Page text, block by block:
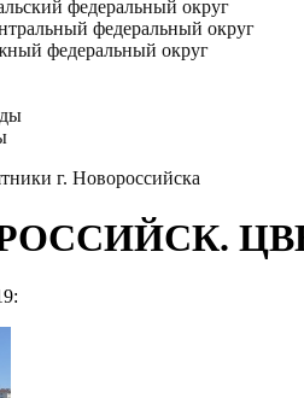
федеральный округ
федеральный округ
федеральный округ
г. Новороссийска